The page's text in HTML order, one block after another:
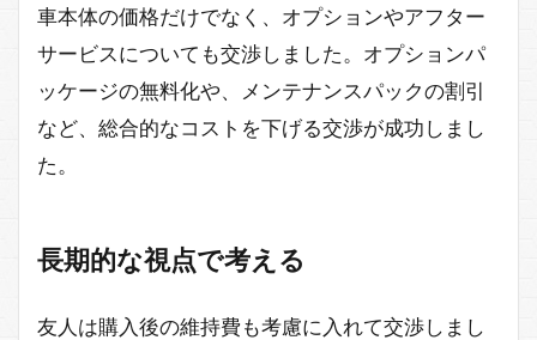
車本体の価格だけでなく、オプションやアフター
サービスについても交渉しました。オプションパ
ッケージの無料化や、メンテナンスパックの割引
など、総合的なコストを下げる交渉が成功しまし
た。
長期的な視点で考える
友人は購入後の維持費も考慮に入れて交渉しまし